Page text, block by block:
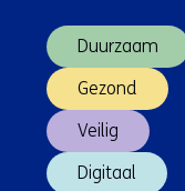
Duurzaam
Gezond
Veilig
Digitaal